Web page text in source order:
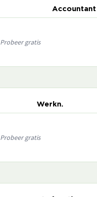
Accountant
Probeer gratis
Werkn.
Probeer gratis